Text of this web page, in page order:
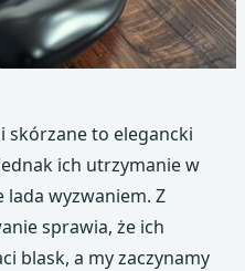
skórzane to elegancki
ich utrzymanie w
lada wyzwaniem. Z
sprawia, że ich
blask, a my zaczynamy